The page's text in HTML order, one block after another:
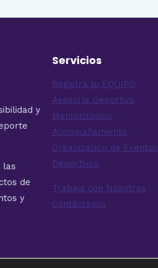
y
las
de
y
Servicios
Registra tu EQUIPO
Asesoría Deportiva
Mentorización
Acompañamiento
Organización de Eventos
Deportivos
Trabaja con Nosotras
Contáctanos